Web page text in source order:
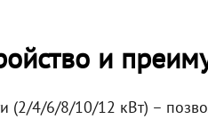
и
(2/4/6/8/10/12 кВт) –